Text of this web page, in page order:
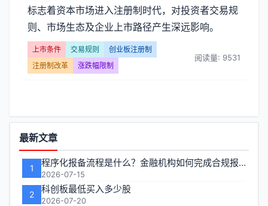
标志着资本市场进入注册制时代，对投资者交易规
则、市场生态及企业上市路径产生深远影响。
上市条件 交易规则
创业板注册制
注册制改革
涨跌幅限制
阅读量: 9531
功
能
区
最新文章
1 程序化报备流程是什么？金融机构如何完成合规报备
2026-07-15
2 科创板最低买入多少股
2026-07-20